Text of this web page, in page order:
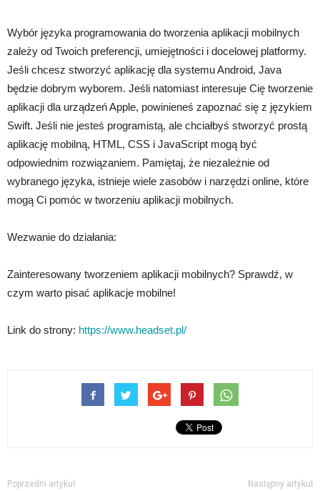
Wybór języka programowania do tworzenia aplikacji mobilnych
zależy od Twoich preferencji, umiejętności i docelowej platformy.
Jeśli chcesz stworzyć aplikację dla systemu Android, Java
będzie dobrym wyborem. Jeśli natomiast interesuje Cię tworzenie
aplikacji dla urządzeń Apple, powinieneś zapoznać się z językiem
Swift. Jeśli nie jesteś programistą, ale chciałbyś stworzyć prostą
aplikację mobilną, HTML, CSS i JavaScript mogą być
odpowiednim rozwiązaniem. Pamiętaj, że niezależnie od
wybranego języka, istnieje wiele zasobów i narzędzi online, które
mogą Ci pomóc w tworzeniu aplikacji mobilnych.
Wezwanie do działania:
Zainteresowany tworzeniem aplikacji mobilnych? Sprawdź, w
czym warto pisać aplikacje mobilne!
Link do strony: https://www.headset.pl/
Poprzedni artykuł Następny artykuł